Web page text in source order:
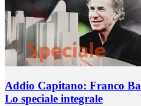
Addio Capitano: Franco
Lo speciale integrale